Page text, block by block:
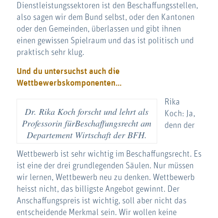
Dienstleistungssektoren ist den Beschaffungsstellen,
also sagen wir dem Bund selbst, oder den Kantonen
oder den Gemeinden, überlassen und gibt ihnen
einen gewissen Spielraum und das ist politisch und
praktisch sehr klug.
Und du untersuchst auch die
Wettbewerbskomponenten…
Dr. Rika Koch forscht und lehrt als
Professorin fürBeschaffungsrecht am
Departement Wirtschaft der BFH.
Rika
Koch: Ja,
denn der
Wettbewerb ist sehr wichtig im Beschaffungsrecht. Es
ist eine der drei grundlegenden Säulen. Nur müssen
wir lernen, Wettbewerb neu zu denken. Wettbewerb
heisst nicht, das billigste Angebot gewinnt. Der
Anschaffungspreis ist wichtig, soll aber nicht das
entscheidende Merkmal sein. Wir wollen keine